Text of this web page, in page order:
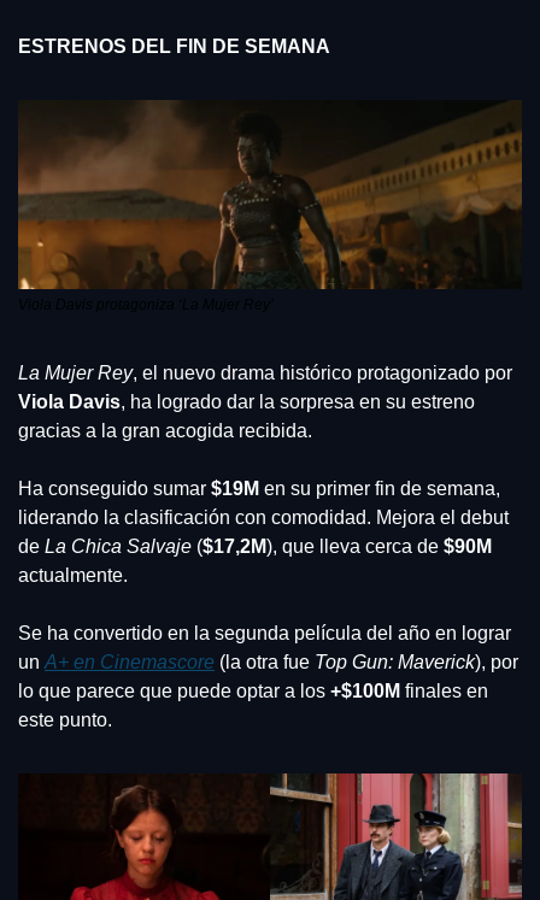
ESTRENOS DEL FIN DE SEMANA
Viola Davis protagoniza ‘La Mujer Rey’
La Mujer Rey
Viola Davis, ha logrado dar la sorpresa en su estreno
gracias a la gran acogida recibida.
Ha conseguido sumar $19M en su primer fin de semana,
liderando la clasificación con comodidad. Mejora el debut
de La Chica Salvaje ($17,2M), que lleva cerca de $90M
actualmente.
Se ha convertido en la segunda película del año en lograr
un A+ en Cinemascore (la otra fue Top Gun: Maverick), por
lo que parece que puede optar a los +$100M finales en
este punto.